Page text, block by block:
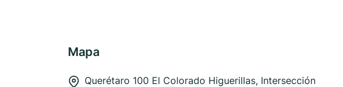
Mapa
Querétaro 100 El Colorado Higuerillas, Intersección